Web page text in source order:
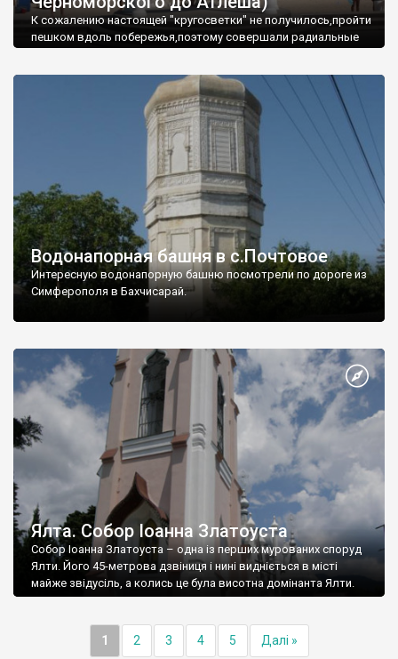
К сожалению настоящей "кругосветки" не получилось,пройти
пешком вдоль побережья,поэтому совершали радиальные
Водонапорная башня в с.Почтовое
Интересную водонапорную башню посмотрели по дороге из
Симферополя в Бахчисарай.
Ялта. Собор Іоанна Златоуста
Собор Іоанна Златоуста – одна із перших мурованих споруд
Ялти. Його 45-метрова дзвіниця і нині видніється в місті
майже звідусіль, а колись це була висотна домінанта Ялти.
1 2 3 4 5 Далі »